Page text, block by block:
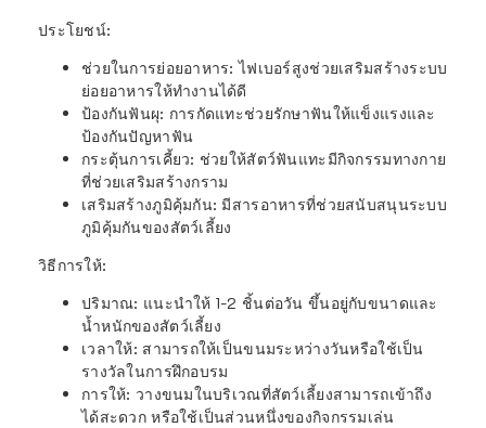
ประโยชน์:
ช่วยในการย่อยอาหาร: ไฟเบอร์สูงช่วยเสริมสร้างระบบ
ย่อยอาหารให้ทำงานได้ดี
ป้องกันฟันผุ: การกัดแทะช่วยรักษาฟันให้แข็งแรงและ
ป้องกันปัญหาฟัน
กระตุ้นการเคี้ยว: ช่วยให้สัตว์ฟันแทะมีกิจกรรมทางกาย
ที่ช่วยเสริมสร้างกราม
เสริมสร้างภูมิคุ้มกัน: มีสารอาหารที่ช่วยสนับสนุนระบบ
ภูมิคุ้มกันของสัตว์เลี้ยง
วิธีการให้:
ปริมาณ: แนะนำให้ 1-2 ชิ้นต่อวัน ขึ้นอยู่กับขนาดและ
น้ำหนักของสัตว์เลี้ยง
เวลาให้: สามารถให้เป็นขนมระหว่างวันหรือใช้เป็น
รางวัลในการฝึกอบรม
การให้: วางขนมในบริเวณที่สัตว์เลี้ยงสามารถเข้าถึง
ได้สะดวก หรือใช้เป็นส่วนหนึ่งของกิจกรรมเล่น